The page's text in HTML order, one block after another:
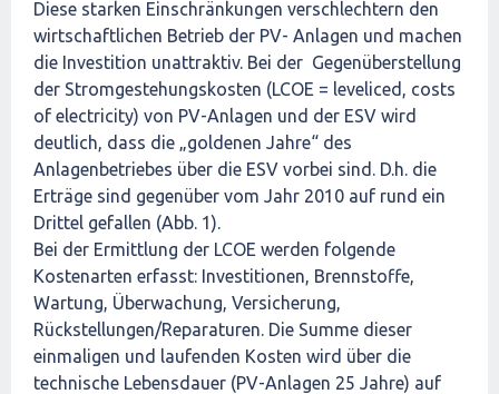
Diese starken Einschränkungen verschlechtern den
wirtschaftlichen Betrieb der PV- Anlagen und machen
die Investition unattraktiv. Bei der Gegenüberstellung
der Stromgestehungskosten (LCOE = leveliced, costs
of electricity) von PV-Anlagen und der ESV wird
deutlich, dass die „goldenen Jahre“ des
Anlagenbetriebes über die ESV vorbei sind. D.h. die
Erträge sind gegenüber vom Jahr 2010 auf rund ein
Drittel gefallen (Abb. 1).
Bei der Ermittlung der LCOE werden folgende
Kostenarten erfasst: Investitionen, Brennstoffe,
Wartung, Überwachung, Versicherung,
Rückstellungen/Reparaturen. Die Summe dieser
einmaligen und laufenden Kosten wird über die
technische Lebensdauer (PV-Anlagen 25 Jahre) auf